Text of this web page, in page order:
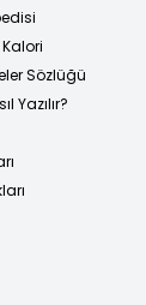
Sözlüğü
Yazılır?